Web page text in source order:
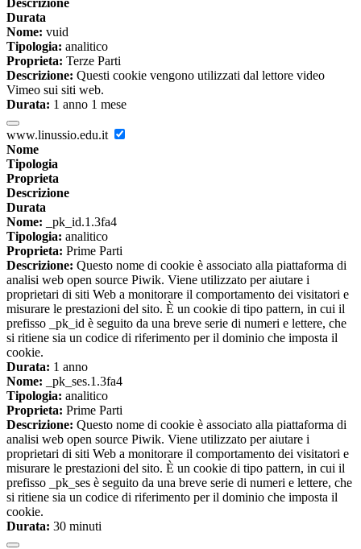
Descrizione
Durata
Nome: vuid
Tipologia: analitico
Proprieta: Terze Parti
Descrizione: Questi cookie vengono utilizzati dal lettore video
Vimeo sui siti web.
Durata: 1 anno 1 mese
www.linussio.edu.it
Nome
Tipologia
Proprieta
Descrizione
Durata
Nome: _pk_id.1.3fa4
Tipologia: analitico
Proprieta: Prime Parti
Descrizione: Questo nome di cookie è associato alla piattaforma di
analisi web open source Piwik. Viene utilizzato per aiutare i
proprietari di siti Web a monitorare il comportamento dei visitatori e
misurare le prestazioni del sito. È un cookie di tipo pattern, in cui il
prefisso _pk_id è seguito da una breve serie di numeri e lettere, che
si ritiene sia un codice di riferimento per il dominio che imposta il
cookie.
Durata: 1 anno
Nome: _pk_ses.1.3fa4
Tipologia: analitico
Proprieta: Prime Parti
Descrizione: Questo nome di cookie è associato alla piattaforma di
analisi web open source Piwik. Viene utilizzato per aiutare i
proprietari di siti Web a monitorare il comportamento dei visitatori e
misurare le prestazioni del sito. È un cookie di tipo pattern, in cui il
prefisso _pk_ses è seguito da una breve serie di numeri e lettere, che
si ritiene sia un codice di riferimento per il dominio che imposta il
cookie.
Durata: 30 minuti